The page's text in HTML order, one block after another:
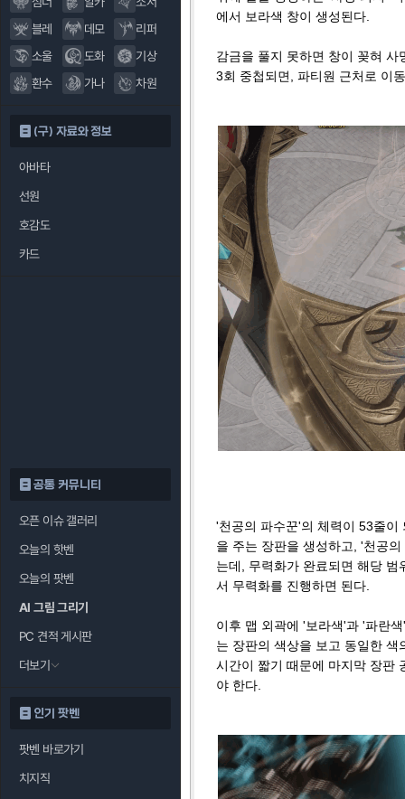
블레
데모
리퍼
소울
도화
기상
환수
가나 차원
(구) 자료와 정보
아바타
선원
호감도
카드
공통 커뮤니티
오픈 이슈 갤러리
오늘의 핫벤
오늘의 팟벤
AI 그림 그리기
PC 견적 게시판
더보기
인기 팟벤
팟벤 바로가기
치지직
에서 보라색 창이 생성된다.
감금을 풀지 못하면 창이 꽂혀
3회 중첩되면, 파티원 근처로 이
'천공의 파수꾼'의 체력이 53줄이
을 주는 장판을 생성하고, '천공
는데, 무력화가 완료되면 해당
서 무력화를 진행하면 된다.
이후 맵 외곽에 '보라색'과 '파란
는 장판의 색상을 보고 동일한
시간이 짧기 때문에 마지막 장판
야 한다.